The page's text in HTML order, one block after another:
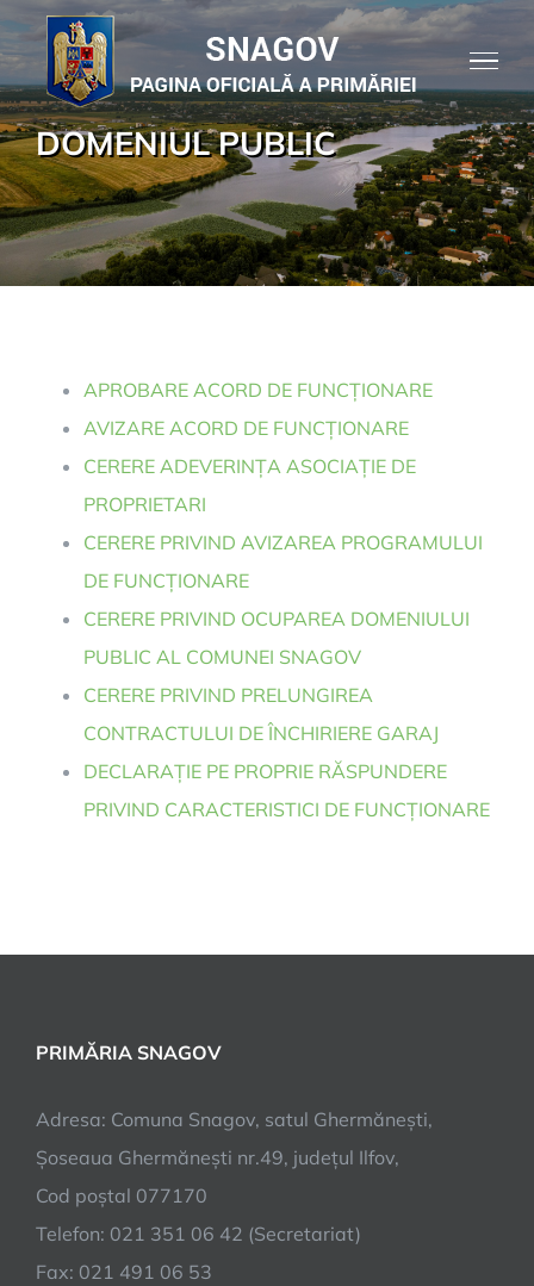
Skip
to
content
DOMENIUL PUBLIC
APROBARE ACORD DE FUNCȚIONARE
AVIZARE ACORD DE FUNCȚIONARE
CERERE ADEVERINȚA ASOCIAȚIE DE
PROPRIETARI
CERERE PRIVIND AVIZAREA PROGRAMULUI
DE FUNCȚIONARE
CERERE PRIVIND OCUPAREA DOMENIULUI
PUBLIC AL COMUNEI SNAGOV
CERERE PRIVIND PRELUNGIREA
CONTRACTULUI DE ÎNCHIRIERE GARAJ
DECLARAȚIE PE PROPRIE RĂSPUNDERE
PRIVIND CARACTERISTICI DE FUNCȚIONARE
PRIMĂRIA SNAGOV
Adresa: Comuna Snagov, satul Ghermănești,
Șoseaua Ghermănești nr.49, județul Ilfov,
Cod poștal 077170
Telefon: 021 351 06 42 (Secretariat)
Fax: 021 491 06 53